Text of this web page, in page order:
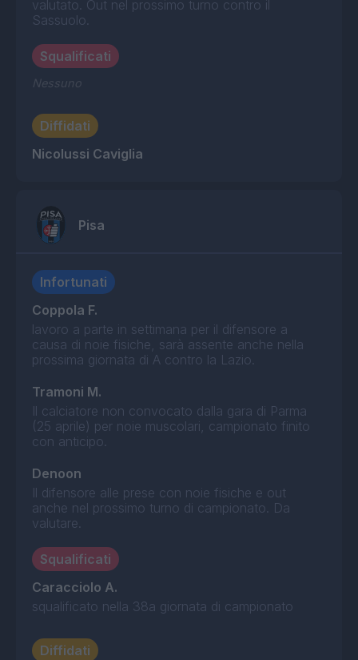
valutato. Out nel prossimo turno contro il
Sassuolo.
Squalificati
Nessuno
Diffidati
Nicolussi Caviglia
Pisa
Infortunati
Coppola F.
lavoro a parte in settimana per il difensore a
causa di noie fisiche, sarà assente anche nella
prossima giornata di A contro la Lazio.
Tramoni M.
Il calciatore non convocato dalla gara di Parma
(25 aprile) per noie muscolari, campionato finito
con anticipo.
Denoon
Il difensore alle prese con noie fisiche e out
anche nel prossimo turno di campionato. Da
valutare.
Squalificati
Caracciolo A.
squalificato nella 38a giornata di campionato
Diffidati